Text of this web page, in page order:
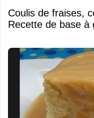
Coulis de fraises,
Recette de base à